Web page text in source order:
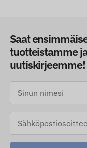
Saat
tuotteistamme
uutiskirjeemme!